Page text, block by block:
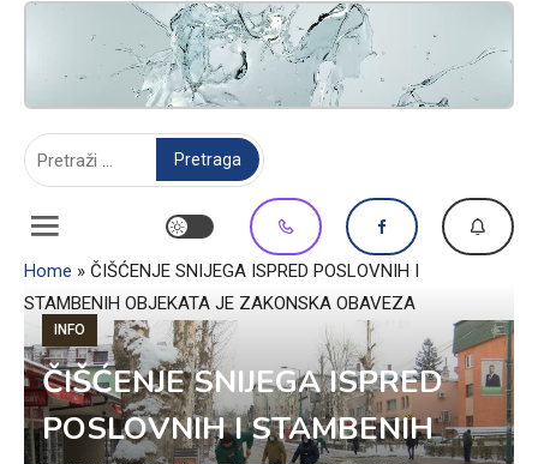
RADIO TELEVIZIJA VOGOŠĆA
Home » ČIŠĆENJE SNIJEGA ISPRED POSLOVNIH I
STAMBENIH OBJEKATA JE ZAKONSKA OBAVEZA
INFO
ČIŠĆENJE SNIJEGA ISPRED
POSLOVNIH I STAMBENIH